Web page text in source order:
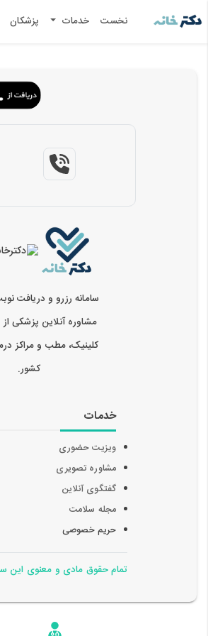
نخست خدمات پزشکان
سامانه رزرو و دریافت
مشاوره آنلاین پزشکی از
کلینیک، مطب و مراکز
کشور.
خدمات
ویزیت حضوری
مشاوره تصویری
گفتگوی آنلاین
مجله سلامت
حریم خصوصی
تمام حقوق مادی و معنوی این